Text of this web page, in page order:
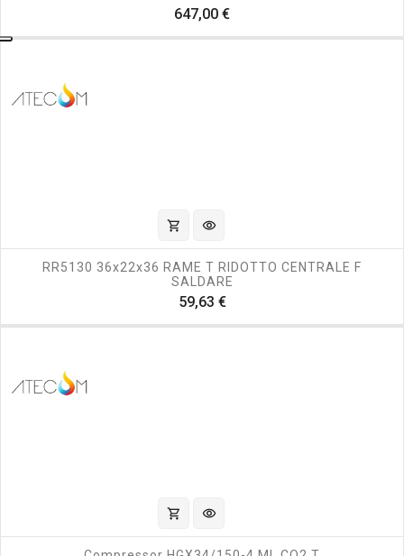
647,00 €Prezzo
shopping_cart visibility
RR5130 36x22x36 RAME T RIDOTTO CENTRALE F
SALDARE
59,63 €Prezzo
shopping_cart visibility